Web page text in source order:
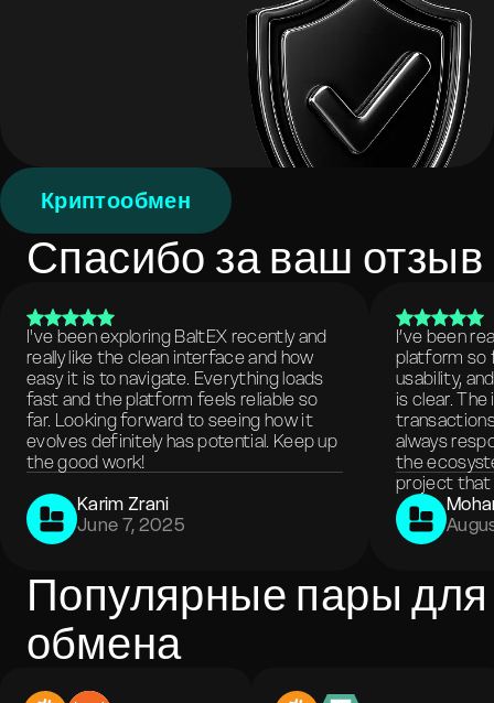
Криптообмен
Спасибо за ваш отзыв
I've been exploring BaltEX recently and
really like the clean interface and how
easy it is to navigate. Everything loads
fast and the platform feels reliable so
far. Looking forward to seeing how it
evolves definitely has potential. Keep up
the good work!
Karim Zrani
June 7, 2025
I’ve been
platform so
usability,
is clear.
always
the
project that
Популярные пары для
обмена